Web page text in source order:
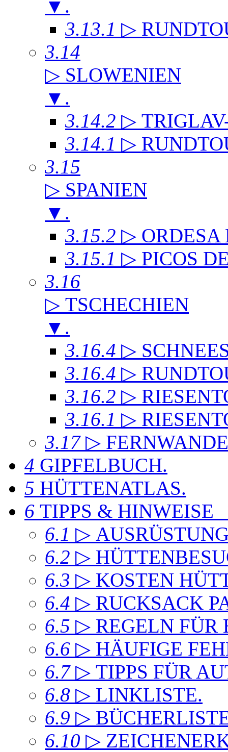
▼ .
3.13.1 ▷
3.14
▷ SLOWENIEN
▼ .
3.14.2 ▷
3.14.1 ▷
3.15
▷ SPANIEN
▼ .
3.15.2 ▷ ORDESA
3.15.1 ▷ PICOS
3.16
▷ TSCHECHIEN
▼ .
3.16.4 ▷
3.16.4 ▷
3.16.2 ▷
3.16.1 ▷
3.17 ▷
4 GIPFELBUCH.
5 HÜTTENATLAS.
6 TIPPS &
6.1 ▷
6.2 ▷
6.3 ▷ KOSTEN
6.4 ▷ RUCKSACK
6.5 ▷ REGELN FÜR
6.6 ▷ HÄUFIGE
6.7 ▷ TIPPS FÜR
6.8 ▷ LINKLISTE.
6.9 ▷
6.10 ▷